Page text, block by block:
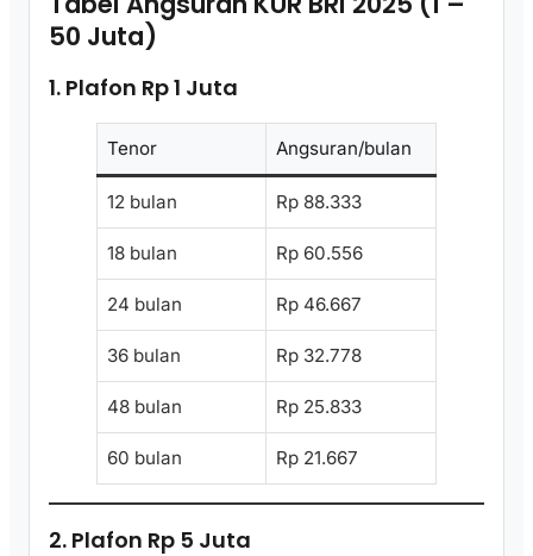
50 Juta)
1. Plafon Rp 1 Juta
Tenor Angsuran/bulan
12 bulan Rp 88.333
18 bulan Rp 60.556
24 bulan Rp 46.667
36 bulan Rp 32.778
48 bulan Rp 25.833
60 bulan Rp 21.667
2. Plafon Rp 5 Juta